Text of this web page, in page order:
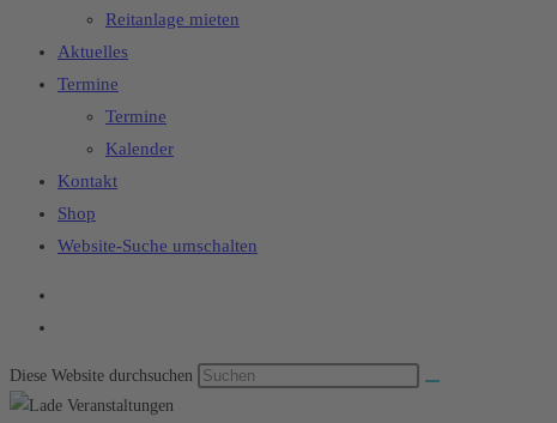
Reitanlage mieten
Aktuelles
Termine
Termine
Kalender
Kontakt
Shop
Website-Suche umschalten
Diese Website durchsuchen